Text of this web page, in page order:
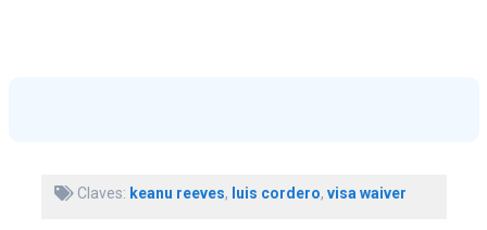
Claves: keanu reeves, luis cordero, visa waiver